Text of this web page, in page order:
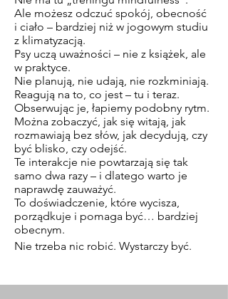
Ale możesz odczuć spokój, obecność
i ciało – bardziej niż w jogowym studiu
z klimatyzacją.
Psy uczą uważności – nie z książek, ale
w praktyce.
Nie planują, nie udają, nie rozkminiają.
Reagują na to, co jest – tu i teraz.
Obserwując je, łapiemy podobny rytm.
Można zobaczyć, jak się witają, jak
rozmawiają bez słów, jak decydują, czy
być blisko, czy odejść.
Te interakcje nie powtarzają się tak
samo dwa razy – i dlatego warto je
naprawdę zauważyć.
To doświadczenie, które wycisza,
porządkuje i pomaga być… bardziej
obecnym.
Nie trzeba nic robić. Wystarczy być.